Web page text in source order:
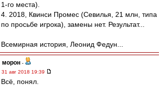
1-го места).
4. 2018, Квинси Промес (Севилья, 21 млн, типа
по просьбе игрока), замены нет. Результат...
Всемирная история, Леонид Федун...
морон -
31 авг 2018 19:39
Всё, понял.